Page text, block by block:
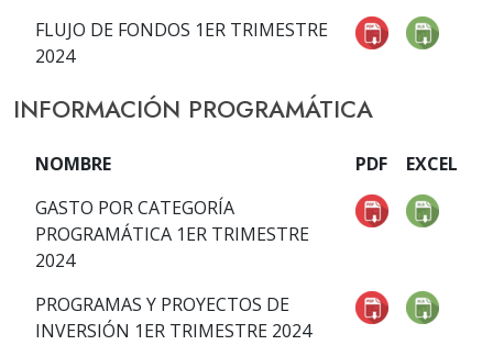
FLUJO DE FONDOS 1ER TRIMESTRE
2024
INFORMACIÓN PROGRAMÁTICA
NOMBRE PDF
EXCEL
GASTO POR CATEGORÍA
PROGRAMÁTICA 1ER TRIMESTRE
2024
PROGRAMAS Y PROYECTOS DE
INVERSIÓN 1ER TRIMESTRE 2024